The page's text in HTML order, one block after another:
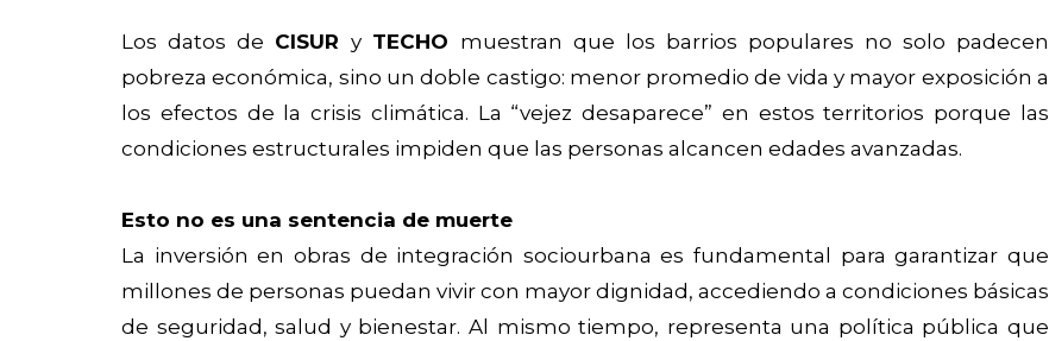
Los datos de CISUR y TECHO muestran que los barrios populares no solo padecen
pobreza económica, sino un doble castigo: menor promedio de vida y mayor exposición a
los efectos de la crisis climática. La “vejez desaparece” en estos territorios porque las
condiciones estructurales impiden que las personas alcancen edades avanzadas.
Esto no es una sentencia de muerte
La inversión en obras de integración sociourbana es fundamental para garantizar que
millones de personas puedan vivir con mayor dignidad, accediendo a condiciones básicas
de seguridad, salud y bienestar. Al mismo tiempo, representa una política pública que